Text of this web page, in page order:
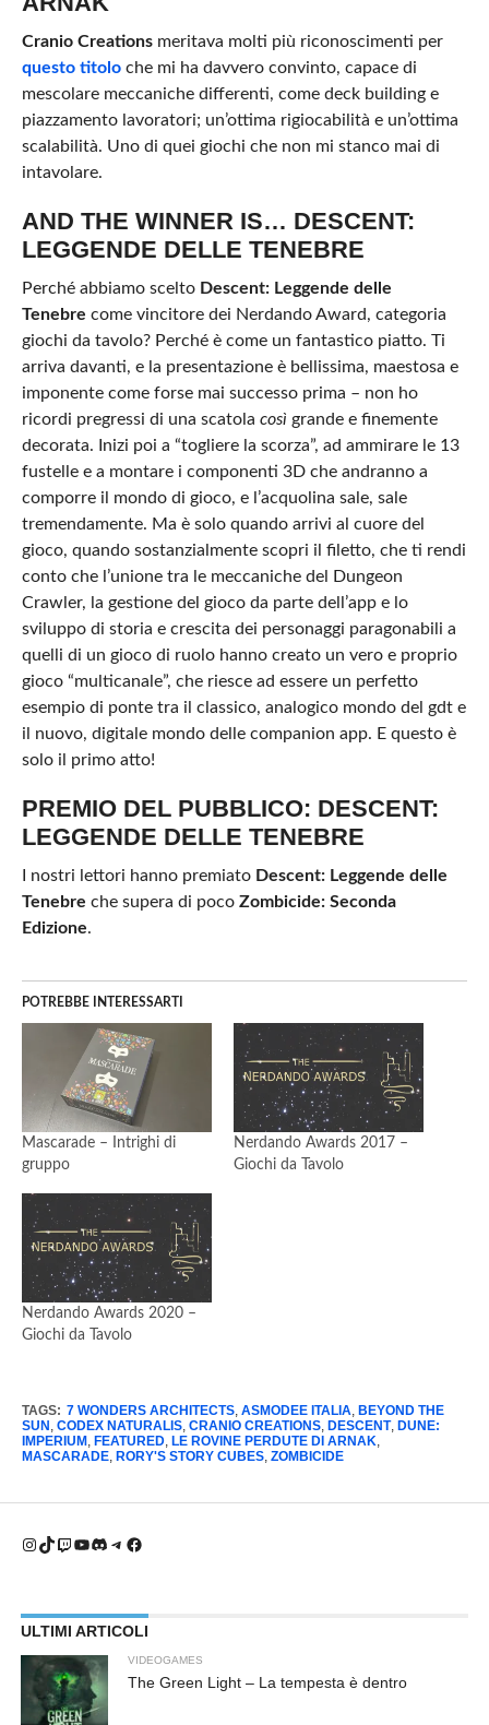
Cranio Creationsmeritava molti più riconoscimenti per
questo titoloche mi ha davvero convinto, capace di
mescolare meccaniche differenti, come deck building e
piazzamento lavoratori; un’ottima rigiocabilità e un’ottima
scalabilità. Uno di quei giochi che non mi stanco mai di
intavolare.
AND THE WINNER IS… DESCENT:
LEGGENDE DELLE TENEBRE
Perché abbiamo scelto Descent: Leggende delle
Tenebre come vincitore dei Nerdando Award, categoria
giochi da tavolo? Perché è come un fantastico piatto. Ti
arriva davanti, e la presentazione è bellissima, maestosa e
imponente come forse mai successo prima – non ho
ricordi pregressi di una scatola così grande e finemente
decorata. Inizi poi a “togliere la scorza”, ad ammirare le 13
fustelle e a montare i componenti 3D che andranno a
comporre il mondo di gioco, e l’acquolina sale, sale
tremendamente. Ma è solo quando arrivi al cuore del
gioco, quando sostanzialmente scopri il filetto, che ti rendi
conto che l’unione tra le meccaniche del Dungeon
Crawler, la gestione del gioco da parte dell’app e lo
sviluppo di storia e crescita dei personaggi paragonabili a
quelli di un gioco di ruolo hanno creato un vero e proprio
gioco “multicanale”, che riesce ad essere un perfetto
esempio di ponte tra il classico, analogico mondo del gdt e
il nuovo, digitale mondo delle companion app. E questo è
solo il primo atto!
PREMIO DEL PUBBLICO: DESCENT:
LEGGENDE DELLE TENEBRE
I nostri lettori hanno premiato Descent: Leggende delle
Tenebre che supera di poco Zombicide: Seconda
Edizione.
POTREBBE INTERESSARTI
Mascarade – Intrighi di
gruppo
Nerdando Awards 2017 –
Giochi da Tavolo
Nerdando Awards 2020 –
Giochi da Tavolo
TAGS: 7 WONDERS ARCHITECTS, ASMODEE ITALIA BEYOND THE
SUN CODEX NATURALIS, CRANIO CREATIONS, DESCENT, DUNE:
IMPERIUM, FEATURED, LE ROVINE PERDUTE DI ARNAK
MASCARADE, RORY'S STORY CUBES, ZOMBICIDE
Instagram
TikTok
Twitch
YouTube
Discord
Telegram
Facebook
ULTIMI ARTICOLI
VIDEOGAMES
The Green Light – La tempesta è dentro